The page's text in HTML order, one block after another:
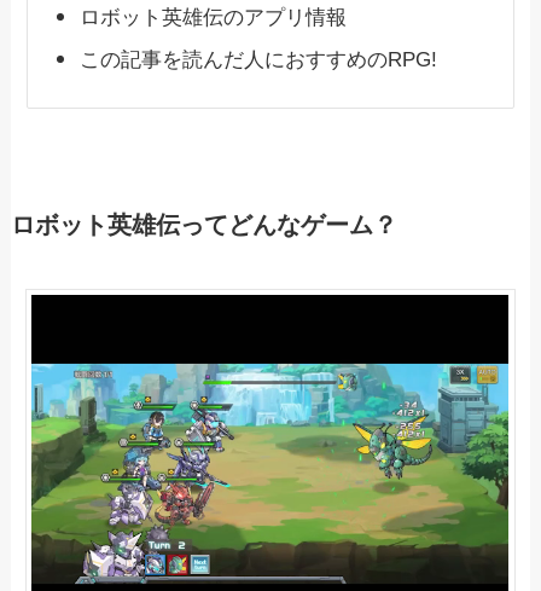
ロボット英雄伝のアプリ情報
この記事を読んだ人におすすめのRPG!
ロボット英雄伝ってどんなゲーム？